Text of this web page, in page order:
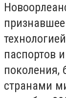
паспортов
поколения,
странами